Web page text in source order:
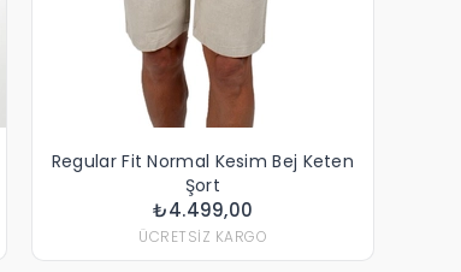
Regular Fit Normal Kesim Bej Keten
Şort
₺4.499,00
ÜCRETSIZ KARGO